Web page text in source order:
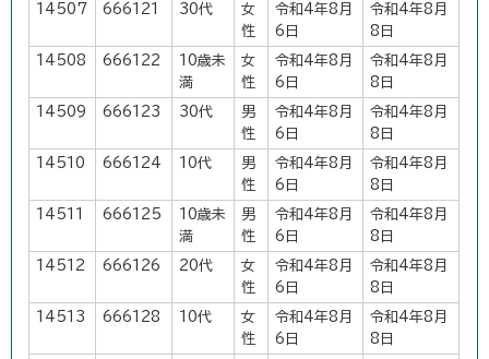
14507 666121 30代
女
性
令和4年8月
6日
令和4年8月
8日
14508 666122
10歳未
満
女
性
令和4年8月
6日
令和4年8月
8日
14509 666123 30代
男
性
令和4年8月
6日
令和4年8月
8日
14510 666124 10代
男
性
令和4年8月
6日
令和4年8月
8日
14511 666125
10歳未
満
男
性
令和4年8月
6日
令和4年8月
8日
14512 666126 20代
女
性
令和4年8月
6日
令和4年8月
8日
14513 666128 10代
女
性
令和4年8月
6日
令和4年8月
8日